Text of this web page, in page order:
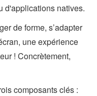
d'applications natives.
de forme, s’adapter
une expérience
! Concrètement,
composants clés :